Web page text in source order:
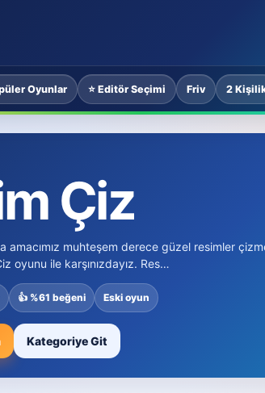
Oyunlar ⭐ Editör Seçimi Friv 2
Çiz
amacımız muhteşem derece güzel resimler
oyunu ile karşınızdayız. Res…
👍 %61 beğeni Eski oyun
Kategoriye Git